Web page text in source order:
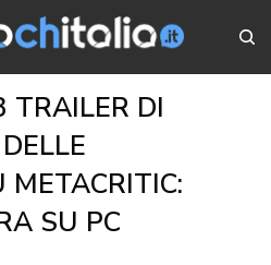
TRAILER DI
METACRITIC:
SU PC